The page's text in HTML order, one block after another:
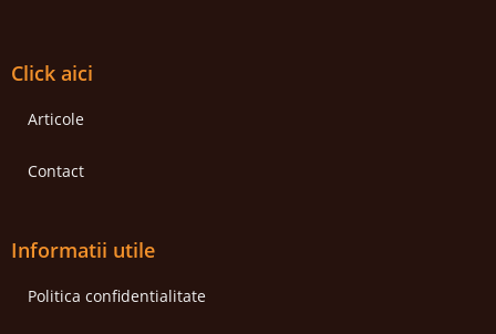
Click aici
Articole
Contact
Informatii utile
Politica confidentialitate